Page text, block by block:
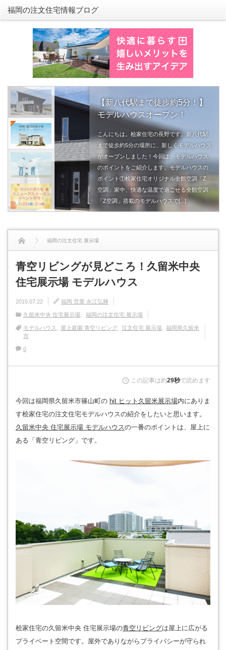
福岡の注文住宅情報ブログ
【新八代駅まで徒歩約5分！】
モデルハウスオープン！
こんにちは。桧家住宅の長野です。新八代駅
まで徒歩約5分の場所に、新しくモデルハウス
がオープンしました！今回は、モデルハウス
のポイントをご紹介します。モデルハウスの
ポイント①桧家住宅オリジナル全館空調「Z
空調」家中、快適な温度で過ごせる全館空調
「Z空調」搭載のモデルハウスで[...]
福岡の注文住宅 展示場
青空リビングが見どころ！久留米中央 住宅展示場 モデルハウス...
青空リビングが見どころ！久留米中央
住宅展示場 モデルハウス
2015.07.22 福岡 営業 永江弘輝
久留米中央 住宅展示場 福岡の注文住宅 展示場
モデルハウス 屋上庭園 青空リビング 注文住宅 展示場
福岡県久留米
市
0
この記事は約29秒で読めます
今回は福岡県久留米市篠山町の hit ヒット久留米展示場内にありま
す桧家住宅の注文住宅モデルハウスの紹介をしたいと思います。
久留米中央 住宅展示場 モデルハウスの一番のポイントは、屋上に
ある「青空リビング」です。
桧家住宅の久留米中央 住宅展示場の青空リビングは屋上に広がる
プライベート空間です。屋外でありながらプライバシーが守られ